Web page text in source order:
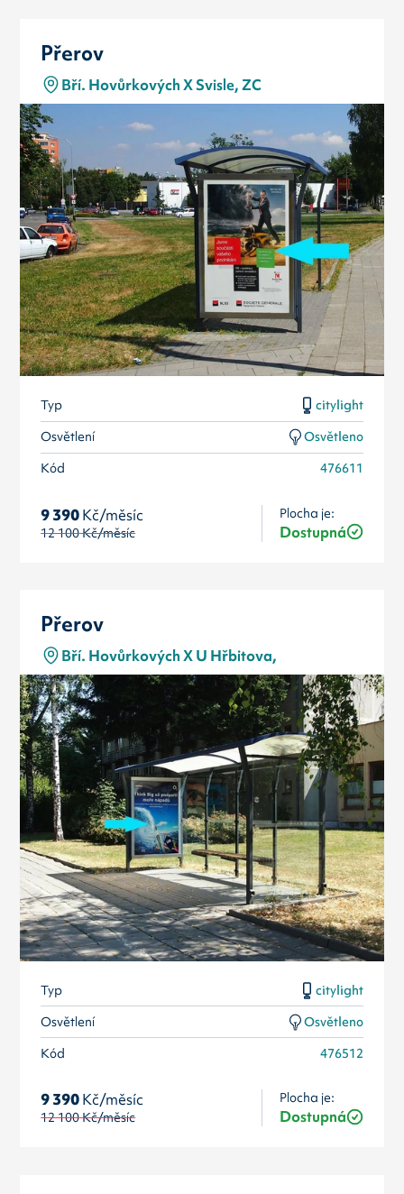
Přerov
Bří. Hovůrkových X Svisle, ZC
Typ
citylight
Osvětlení
Osvětleno
Kód
476611
9 390Kč/měsíc
12 100Kč/měsíc
Plocha je:
Dostupná
Přerov
Bří. Hovůrkových X U Hřbitova,
Typ
citylight
Osvětlení
Osvětleno
Kód
476512
9 390Kč/měsíc
12 100Kč/měsíc
Plocha je:
Dostupná